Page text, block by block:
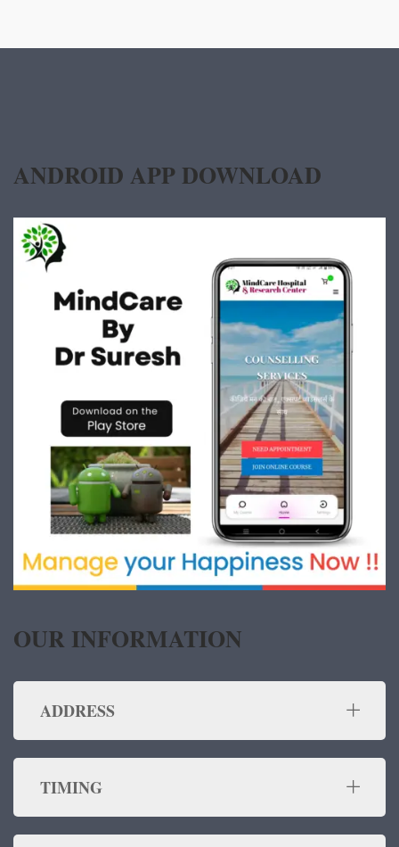
ANDROID APP DOWNLOAD
OUR INFORMATION
ADDRESS
TIMING